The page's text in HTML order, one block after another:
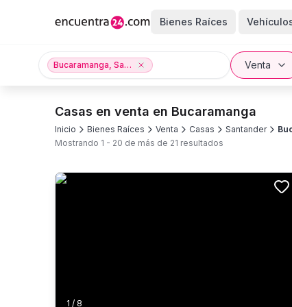
Bienes Raíces
Bucaramanga, Santander Venta
Casas en venta en Bucaramanga
Inicio Bienes Raíces Venta Casas Santander
Mostrando 1 - 20 de más de 21 resultados
1 / 8